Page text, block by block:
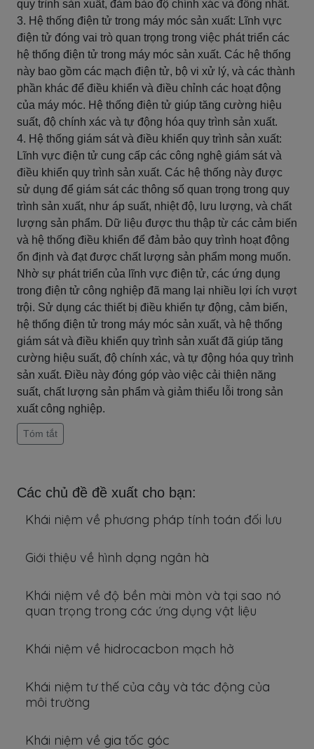
quy trình sản xuất, đảm bảo độ chính xác và đồng nhất.
3. Hệ thống điện tử trong máy móc sản xuất: Lĩnh vực
điện tử đóng vai trò quan trọng trong việc phát triển các
hệ thống điện tử trong máy móc sản xuất. Các hệ thống
này bao gồm các mạch điện tử, bộ vi xử lý, và các thành
phần khác để điều khiển và điều chỉnh các hoạt động
của máy móc. Hệ thống điện tử giúp tăng cường hiệu
suất, độ chính xác và tự động hóa quy trình sản xuất.
4. Hệ thống giám sát và điều khiển quy trình sản xuất:
Lĩnh vực điện tử cung cấp các công nghệ giám sát và
điều khiển quy trình sản xuất. Các hệ thống này được
sử dụng để giám sát các thông số quan trọng trong quy
trình sản xuất, như áp suất, nhiệt độ, lưu lượng, và chất
lượng sản phẩm. Dữ liệu được thu thập từ các cảm biến
và hệ thống điều khiển để đảm bảo quy trình hoạt động
ổn định và đạt được chất lượng sản phẩm mong muốn.
Nhờ sự phát triển của lĩnh vực điện tử, các ứng dụng
trong điện tử công nghiệp đã mang lại nhiều lợi ích vượt
trội. Sử dụng các thiết bị điều khiển tự động, cảm biến,
hệ thống điện tử trong máy móc sản xuất, và hệ thống
giám sát và điều khiển quy trình sản xuất đã giúp tăng
cường hiệu suất, độ chính xác, và tự động hóa quy trình
sản xuất. Điều này đóng góp vào việc cải thiện năng
suất, chất lượng sản phẩm và giảm thiểu lỗi trong sản
xuất công nghiệp.
Tóm tắt
Các chủ đề đề xuất cho bạn:
Khái niệm về phương pháp tính toán đối lưu
Giới thiệu về hình dạng ngân hà
Khái niệm về độ bền mài mòn và tại sao nó
quan trọng trong các ứng dụng vật liệu
Khái niệm về hidrocacbon mạch hở
Khái niệm tư thế của cây và tác động của
môi trường
Khái niệm về gia tốc góc